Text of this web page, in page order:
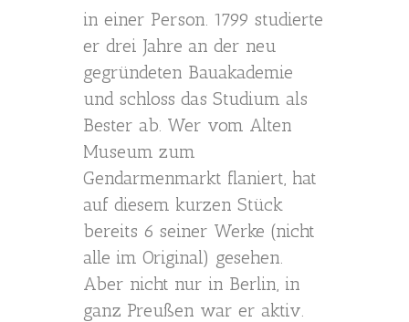
in einer Person. 1799 studierte
er drei Jahre an der neu
gegründeten Bauakademie
und schloss das Studium als
Bester ab. Wer vom Alten
Museum zum
Gendarmenmarkt flaniert, hat
auf diesem kurzen Stück
bereits 6 seiner Werke (nicht
alle im Original) gesehen.
Aber nicht nur in Berlin, in
ganz Preußen war er aktiv.